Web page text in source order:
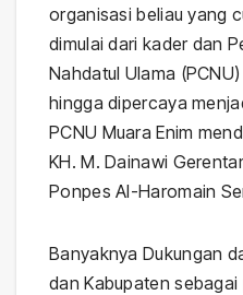
organisasi beliau yang
dimulai dari kader dan
Nahdatul Ulama
hingga dipercaya
PCNU Muara Enim
KH. M. Dainawi
Ponpes Al-Haromain
Banyaknya Dukungan
dan Kabupaten